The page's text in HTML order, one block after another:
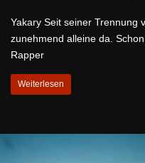
Yakary Seit seiner Trennung
zunehmend alleine da.
Rapper
Weiterlesen